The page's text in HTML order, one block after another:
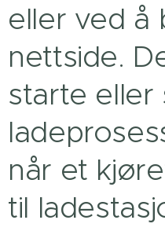
eller ved å
nettside.
starte eller
når et
til